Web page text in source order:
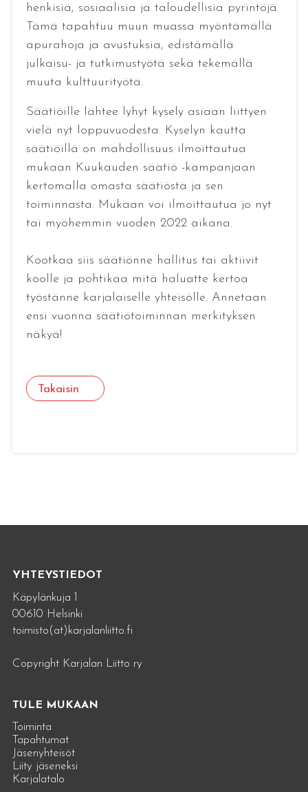
henkisiä, sosiaalisia ja taloudellisia pyrintöjä.
Tämä tapahtuu muun muassa myöntämällä
apurahoja ja avustuksia, edistämällä
julkaisu- ja tutkimustyötä sekä tekemällä
muuta kulttuurityötä.
Säätiöille lähtee lyhyt kysely asiaan liittyen
vielä nyt loppuvuodesta. Kyselyn kautta
säätiöillä on mahdollisuus ilmoittautua
mukaan Kuukauden säätiö -kampanjaan
kertomalla omasta säätiöstä ja sen
toiminnasta. Mukaan voi ilmoittautua jo nyt
tai myöhemmin vuoden 2022 aikana.
Kootkaa siis säätiönne hallitus tai aktiivit
koolle ja pohtikaa mitä haluatte kertoa
työstänne karjalaiselle yhteisölle. Annetaan
ensi vuonna säätiötoiminnan merkityksen
näkyä!
Takaisin
YHTEYSTIEDOT
Käpylänkuja 1
00610 Helsinki
toimisto(at)karjalanliitto.fi
Copyright Karjalan Liitto ry
TULE MUKAAN
Toiminta
Tapahtumat
Jäsenyhteisöt
Liity jäseneksi
Karjalatalo